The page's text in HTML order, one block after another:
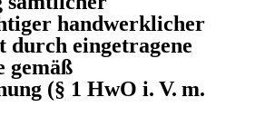
handwerklicher
eingetragene
gemäß
(§ 1 HwO i. V. m.